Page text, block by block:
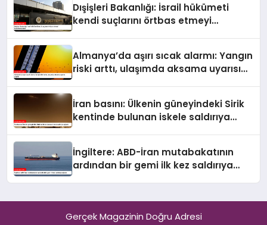
Dışişleri Bakanlığı: İsrail hükümeti
kendi suçlarını örtbas etmeyi
Almanya’da aşırı sıcak alarmı: Yangın
riski arttı, ulaşımda aksama uyarısı
İran basını: Ülkenin güneyindeki Sirik
kentinde bulunan iskele saldırıya
İngiltere: ABD-İran mutabakatının
ardından bir gemi ilk kez saldırıya
Gerçek Magazinin Doğru Adresi